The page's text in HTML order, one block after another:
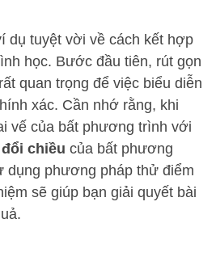
dụ tuyệt vời về cách kết hợp
học. Bước đầu tiên, rút gọn
quan trọng để việc biểu diễn
xác. Cần nhớ rằng, khi
vế của bất phương trình với
đổi chiều của bất phương
dụng phương pháp thử điểm
sẽ giúp bạn giải quyết bài